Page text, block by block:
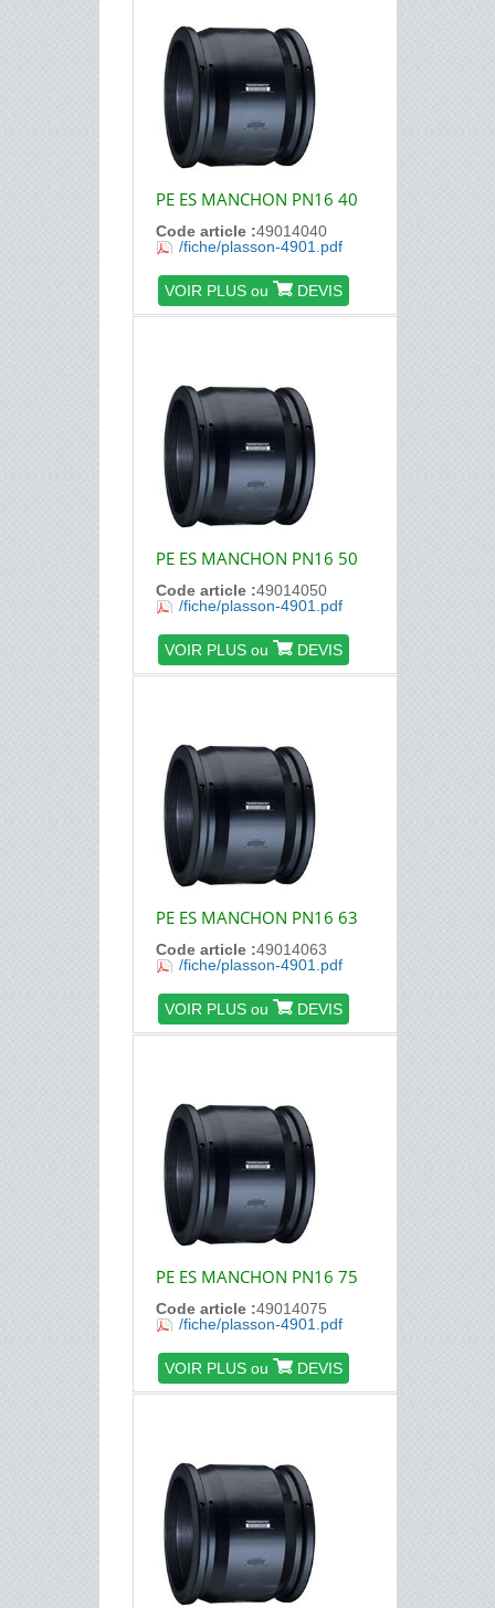
PE ES MANCHON PN16 40
Code article :49014040
/fiche/plasson-4901.pdf
VOIR PLUS ou DEVIS
PE ES MANCHON PN16 50
Code article :49014050
/fiche/plasson-4901.pdf
VOIR PLUS ou DEVIS
PE ES MANCHON PN16 63
Code article :49014063
/fiche/plasson-4901.pdf
VOIR PLUS ou DEVIS
PE ES MANCHON PN16 75
Code article :49014075
/fiche/plasson-4901.pdf
VOIR PLUS ou DEVIS